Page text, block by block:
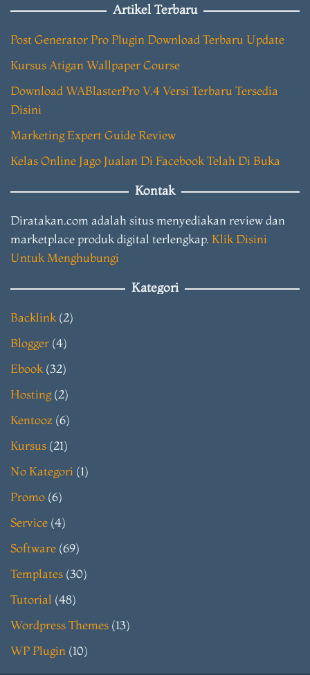
Artikel Terbaru
Post Generator Pro Plugin Download Terbaru Update
Kursus Atigan Wallpaper Course
Download WABlasterPro V.4 Versi Terbaru Tersedia
Disini
Marketing Expert Guide Review
Kelas Online Jago Jualan Di Facebook Telah Di Buka
Kontak
Diratakan.com adalah situs menyediakan review dan
marketplace produk digital terlengkap. Klik Disini
Untuk Menghubungi
Kategori
Backlink (2)
Blogger (4)
Ebook (32)
Hosting(2)
Kentooz (6)
Kursus (21)
No Kategori (1)
Promo (6)
Service (4)
Software (69)
Templates (30)
Tutorial (48)
Wordpress Themes (13)
WP Plugin (10)